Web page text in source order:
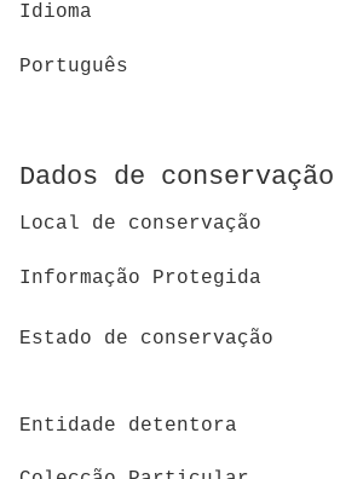
Idioma
Português
Dados de conservação
Local de conservação
Informação Protegida
Estado de conservação
Entidade detentora